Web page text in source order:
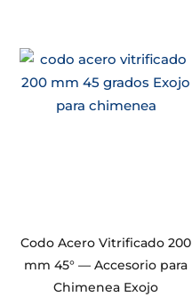
Codo Acero Vitrificado 200
mm 45° — Accesorio para
Chimenea Exojo